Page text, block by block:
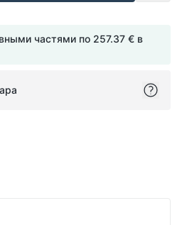
частями по 257.37 € в